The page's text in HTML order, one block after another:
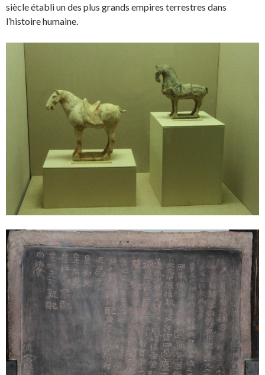
siècle établi un des plus grands empires terrestres dans
l’histoire humaine.